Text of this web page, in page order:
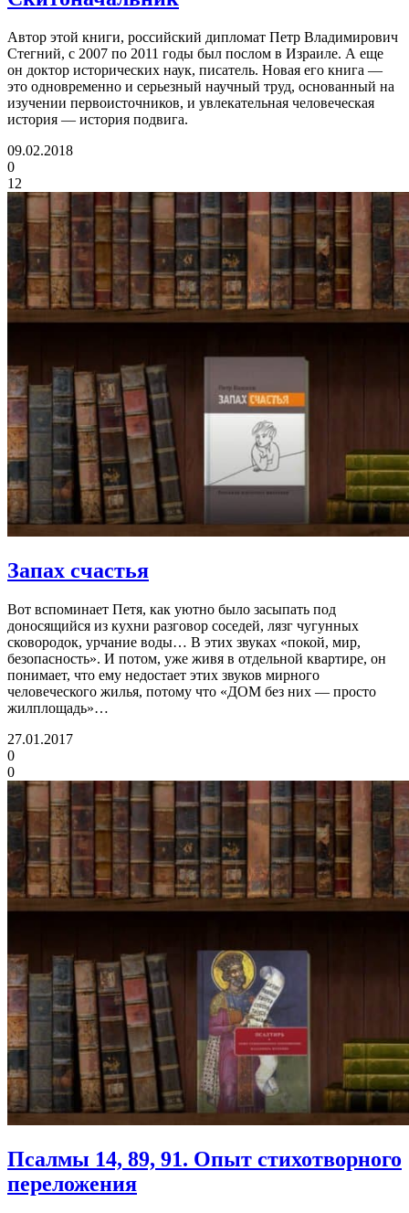
Автор этой книги, российский дипломат Петр Владимирович
Стегний, с 2007 по 2011 годы был послом в Израиле. А еще
он доктор исторических наук, писатель. Новая его книга —
это одновременно и серьезный научный труд, основанный на
изучении первоисточников, и увлекательная человеческая
история — история подвига.
09.02.2018
0
12
Запах счастья
Вот вспоминает Петя, как уютно было засыпать под
доносящийся из кухни разговор соседей, лязг чугунных
сковородок, урчание воды… В этих звуках «покой, мир,
безопасность». И потом, уже живя в отдельной квартире, он
понимает, что ему недостает этих звуков мирного
человеческого жилья, потому что «ДОМ без них — просто
жилплощадь»…
27.01.2017
0
0
Псалмы 14, 89, 91. Опыт стихотворного
переложения